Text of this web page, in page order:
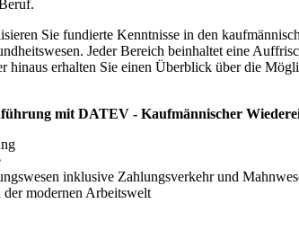
Sie fundierte Kenntnisse in den
Jeder Bereich beinhaltet eine
hinaus erhalten Sie einen Überblick über die
mit DATEV - Kaufmännischer
inklusive Zahlungsverkehr und
modernen Arbeitswelt